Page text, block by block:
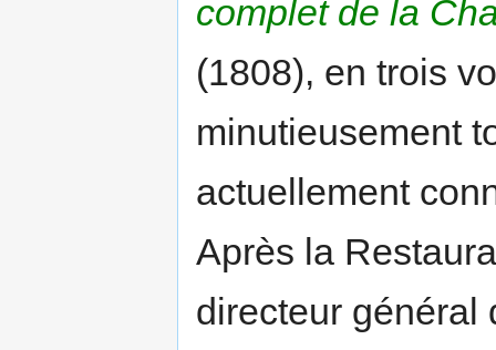
complet de la
(1808), en trois
minutieusement
actuellement
Après la
directeur général